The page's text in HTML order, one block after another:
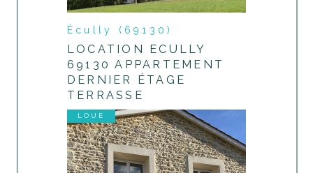
Écully (69130)
LOCATION ECULLY
69130 APPARTEMENT
DERNIER ÉTAGE
TERRASSE
LOUÉ